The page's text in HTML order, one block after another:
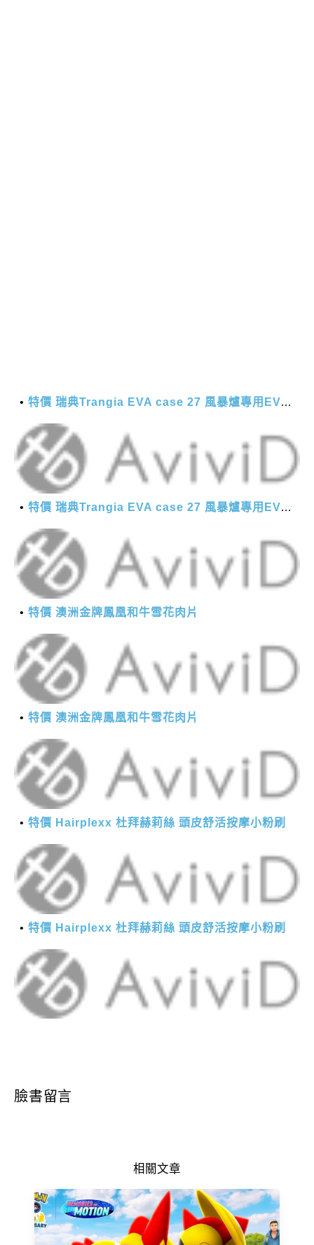
特價 瑞典Trangia EVA case 27 風暴爐專用EVA 防護外盒(小)-黑
特價 瑞典Trangia EVA case 27 風暴爐專用EVA 防護外盒(小)-黑
特價 澳洲金牌鳳凰和牛雪花肉片
特價 澳洲金牌鳳凰和牛雪花肉片
特價 Hairplexx 杜拜赫莉絲 頭皮舒活按摩小粉刷
特價 Hairplexx 杜拜赫莉絲 頭皮舒活按摩小粉刷
臉書留言
相關文章